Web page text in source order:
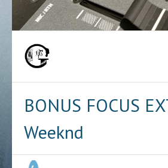
Skip
BONUS FOCUS
Weeknd